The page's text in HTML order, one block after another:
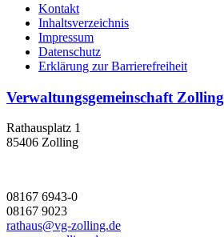
Kontakt
Inhaltsverzeichnis
Impressum
Datenschutz
Erklärung zur Barrierefreiheit
Verwaltungsgemeinschaft Zolling
Rathausplatz 1
85406 Zolling
08167 6943-0
08167 9023
rathaus@vg-zolling.de